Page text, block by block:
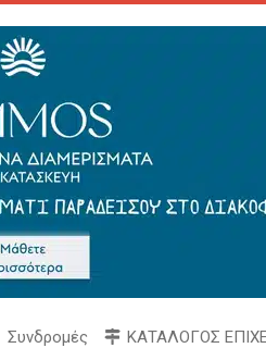
Συνδρομές ΚΑΤΑΛΟΓΟΣ